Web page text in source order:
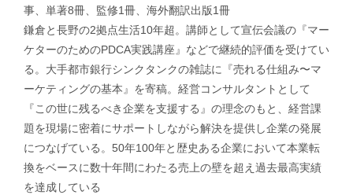
事、単著8冊、監修1冊、海外翻訳出版1冊
鎌倉と長野の2拠点生活10年超。講師として宣伝会議の『マー
ケターのためのPDCA実践講座』などで継続的評価を受けてい
る。大手都市銀行シンクタンクの雑誌に『売れる仕組み〜マ
ーケティングの基本』を寄稿。経営コンサルタントとして
『この世に残るべき企業を支援する』の理念のもと、経営課
題を現場に密着にサポートしながら解決を提供し企業の発展
につなげている。50年100年と歴史ある企業において本業転
換をベースに数十年間にわたる売上の壁を超え過去最高実績
を達成している